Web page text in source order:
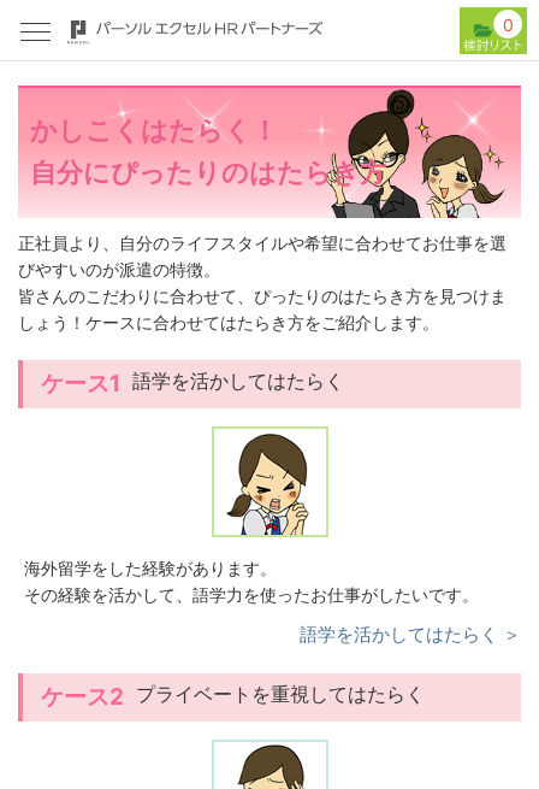
0
かしこくはたらく！
自分にぴったりのはたらき方
正社員より、自分のライフスタイルや希望に合わせてお仕事を選
びやすいのが派遣の特徴。
皆さんのこだわりに合わせて、ぴったりのはたらき方を見つけま
しょう！ケースに合わせてはたらき方をご紹介します。
ケース1 語学を活かしてはたらく
海外留学をした経験があります。
その経験を活かして、語学力を使ったお仕事がしたいです。
語学を活かしてはたらく ＞
ケース2 プライベートを重視してはたらく